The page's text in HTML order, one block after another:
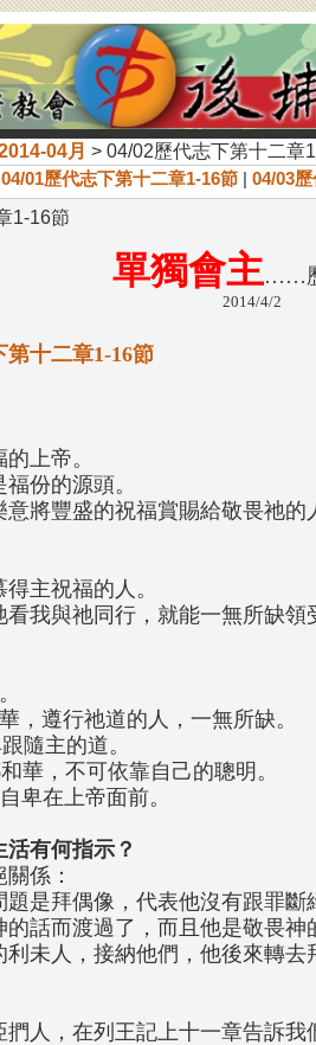
04月 > 04/02歷代志下第十二章
01歷代志下第十二章1-16節 | 04/03
1-16節
單獨會主……
2014/4/2
第十二章1-16節
上帝。
福份的源頭。
意將豐盛的祝福賞賜給敬畏祂的
主祝福的人。
看我與祂同行，就能一無所缺領
，遵行祂道的人，一無所缺。
隨主的道。
華，不可依靠自己的聰明。
卑在上帝面前。
有何指示？
係：
題是拜偶像，代表他沒有跟罪
話而渡過了，而且他是敬畏神
利未人，接納他們，他後來轉
捫人，在列王記上十一章告訴